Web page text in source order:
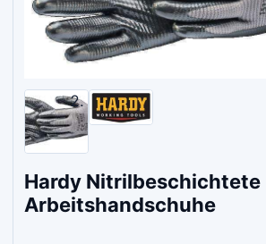
Hardy Nitrilbeschichtete
Arbeitshandschuhe